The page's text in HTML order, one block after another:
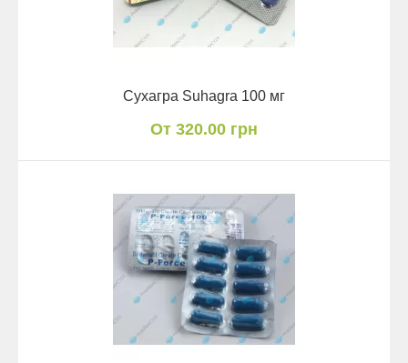
Сухагра Suhagra 100 мг
От 320.00 грн